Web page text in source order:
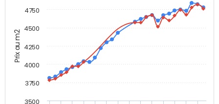
Prix au m2
3500
3750
4000
4250
4500
4750